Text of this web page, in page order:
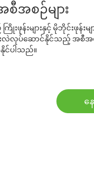
အစဉ်များ
ဖုန်းများနှင့် မိုဘိုင်းဖုန်
လဲလုပ်ဆောင်နိုင်သည့် အစီအစ
င်ပါသည်။
န